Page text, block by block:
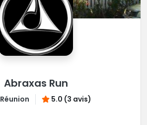
Abraxas Run
Réunion 5.0 (3 avis)